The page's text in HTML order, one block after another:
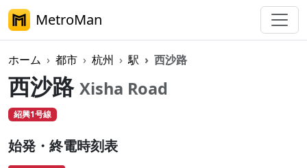
MetroMan
ホーム 都市 杭州 駅 西沙路
西沙路 Xisha Road
紹興1号線
始発・終電時刻表